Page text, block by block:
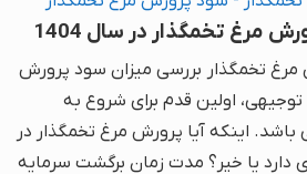
مرغ تخمگذار در سال 1404
تخمگذار بررسی میزان سود پرورش
اولین قدم برای شروع به
اینکه آیا پرورش مرغ تخمگذار در
دارد یا خیر؟ مدت زمان برگشت سرمایه